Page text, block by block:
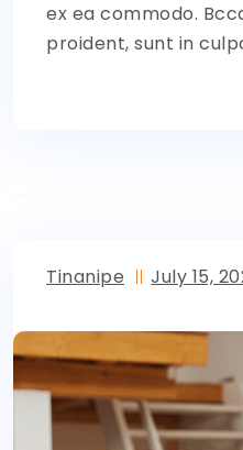
ex ea commodo.
proident, sunt in
Tinanipe July 15,